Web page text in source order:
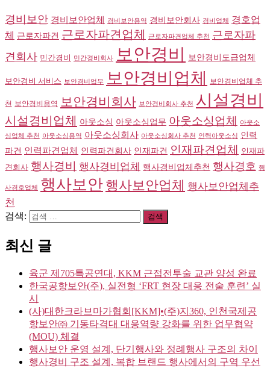
경비보안 경비보안업체 경비보안용역 경비보안회사 경비업체
경호업
체
근로자파견 근로자파견업체 근로자파견업체 추천
근로자파
견회사 민간경비 민간경비회사 보안경비 보안경비도급업체
보안경비 서비스 보안경비업무 보안경비업체 보안경비업체 추
천 보안경비용역 보안경비회사 보안경비회사 추천 시설경비
시설경비업체 아웃소싱 아웃소싱업무 아웃소싱업체 아웃소
싱업체 추천 아웃소싱용역 아웃소싱회사 아웃소싱회사 추천 인력아웃소싱 인력
파견 인력파견업체 인력파견회사 인재파견 인재파견업체 인재파
견회사 행사경비 행사경비업체 행사경비업체추천 행사경호 행
사경호업체 행사보안 행사보안업체
행사보안업체추
천
검색:
최신 글
육군 제705특공연대, KKM 근접전투술 교관 양성 완료
한국공항보안(주), 실전형 ‘FRT 현장 대응 전술 훈련’ 실
시
(사)대한크라브마가협회[KKM]•(주)지360, 인천국제공
항보안㈜ 기동타격대 대응역량 강화를 위한 업무협약
(MOU) 체결
행사보안 운영 설계, 단기행사와 정례행사 구조의 차이
행사경비 구조 설계, 복합 브랜드 행사에서의 구역 우선